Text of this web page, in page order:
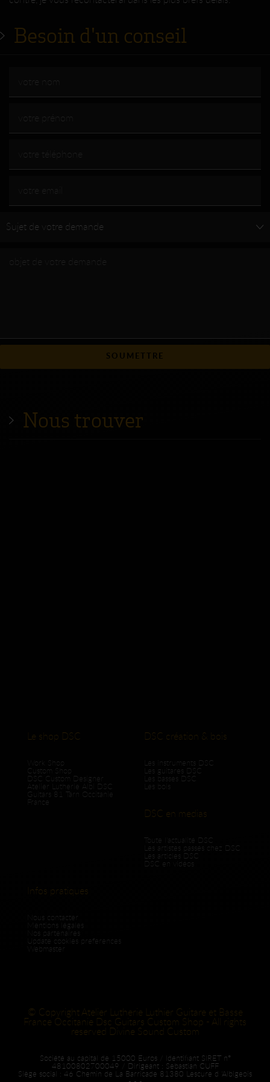
Besoin d'un conseil
SOUMETTRE
Nous trouver
Le shop DSC
Work Shop
Custom Shop
DSC Custom Designer
Atelier Lutherie Albi DSC
Guitars 81 Tarn Occitanie
France
DSC création & bois
Les instruments DSC
Les guitares DSC
Les basses DSC
Les bois
DSC en medias
Toute l'actualité DSC
Les artistes passés chez DSC
Les articles DSC
DSC en vidéos
Infos pratiques
Nous contacter
Mentions légales
Nos partenaires
Update cookies preferences
Webmaster
© Copyright Atelier Lutherie Luthier Guitare et Basse
France Occitanie Dsc Guitars Custom Shop - All rights
reserved Divine Sound Custom
Société au capital de 15000 Euros / Identifiant SIRET n°
48100802700049 / Dirigeant : Sebastian CUFF
Siège social : 46 Chemin de La Barricade 81380 Lescure d 'Albigeois